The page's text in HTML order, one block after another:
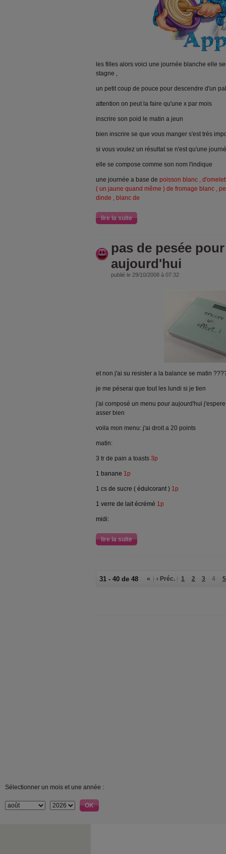
les filles alors voici une journée blanche elle
stagne ,
un petit coup de pouce pour descendre d'un
attention on peut la faire qu'une x par mois
inscrire son poid le matin a jeun
bien inscrire se que vous manger s'est trés
si vous voulez un résultat se n'est qu'une
elle se compose comme son nom l'indique
une journée a base de poisson blanc ,
( un jaune quand même ) de fromage blanc ,
dinde , blanc de
lire la suite
pas de pesée
aujourd'hui
publié le 29/10/2008 à 07:32
et non j'ai su resister a la balance se matin
je me péserai que tout les lundi si je tien
j'ai composé un menu pour aujourd'hui
asser bien
voila mon menu: j'ai droit a 20 points
matin:
3 tr de pain a toasts 3p
1 banane 1p
1 cs de sucre ( édulcorant ) 1p
1 verre de lait écrémé 1p
midi:
lire la suite
31 - 40 de 48 « ‹ Préc. 1 2 3 4 5
Sélectionner un mois et une année :